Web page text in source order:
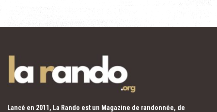
Lancé en 2011, La Rando est un Magazine de randonnée, de